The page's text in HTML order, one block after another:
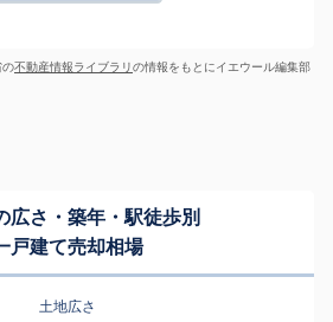
の不動産情報ライブラリの情報をもとにイエウール編集部
広さ・築年・駅徒歩別
戸建て売却相場
土地広さ